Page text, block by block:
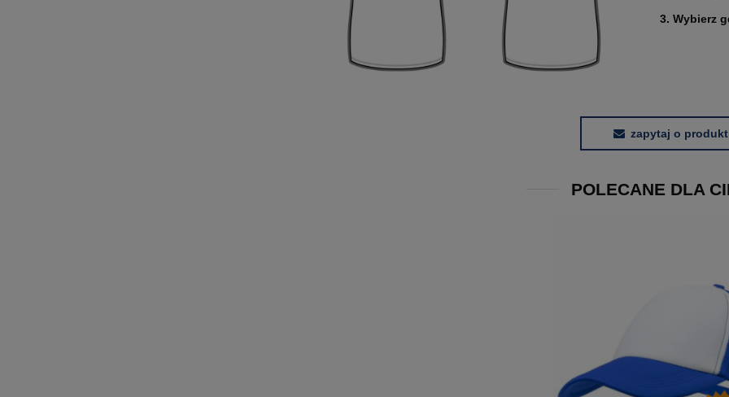
3. Wybierz
zapytaj o produkt
POLECANE DLA